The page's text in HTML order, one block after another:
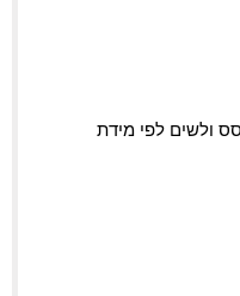
ולשים לפי מידת